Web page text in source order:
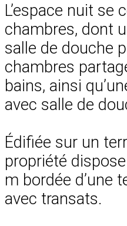
L’espace nuit se
chambres, dont
salle de douche
chambres
bains, ainsi
avec salle de
Édifiée sur un
propriété
m bordée d’une
avec transats.